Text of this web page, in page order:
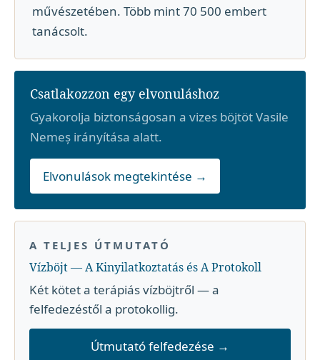
művészetében. Több mint 70 500 embert
tanácsolt.
Csatlakozzon egy elvonuláshoz
Gyakorolja biztonságosan a vizes böjtöt Vasile
Nemeș irányítása alatt.
Elvonulások megtekintése →
A TELJES ÚTMUTATÓ
Vízböjt — A Kinyilatkoztatás és A Protokoll
Két kötet a terápiás vízböjtről — a
felfedezéstől a protokollig.
Útmutató felfedezése →